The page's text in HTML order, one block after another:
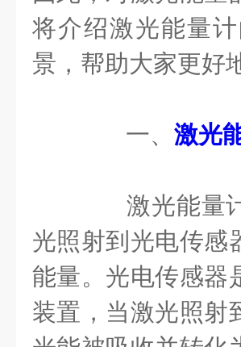
将介绍激光能量
景，帮助大家更好
一、 激光
激光能量计
光照射到光电传感
能量。光电传感器
装置，当激光照射